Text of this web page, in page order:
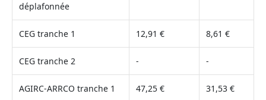
déplafonnée
CEG tranche 1 12,91 € 8,61 €
CEG tranche 2 - -
AGIRC-ARRCO tranche 1 47,25 € 31,53 €